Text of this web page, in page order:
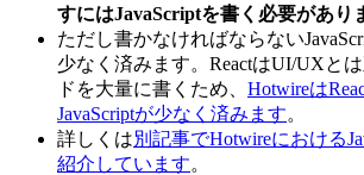
すにはJavaScriptを書く必要があり
ただし書かなければならない
少なく済みます。ReactはUI/UXと
ドを大量に書くため、 Hotwireは
JavaScriptが少なく済みます。
詳しくは別記事でHotwireにおける
紹介しています。